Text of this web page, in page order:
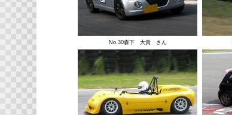
No.30森下 大貴 さん